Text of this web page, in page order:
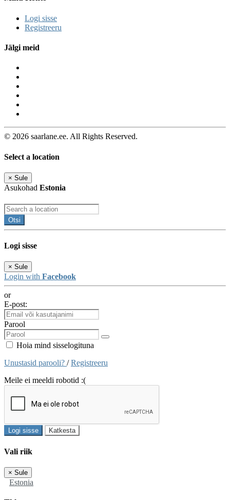
Logi sisse
Registreeru
Jälgi meid
© 2026 saarlane.ee. All Rights Reserved.
Select a location
× Sule
Asukohad Estonia
Otsi
Logi sisse
× Sule
Login with Facebook
or
E-post:
Parool
Hoia mind sisselogituna
Unustasid parooli? /Registreeru
Meile ei meeldi robotid :(
Logi sisse Katkesta
Vali riik
× Sule
Estonia